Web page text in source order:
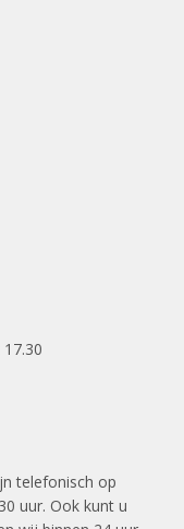
telefonisch op
uur. Ook kunt u